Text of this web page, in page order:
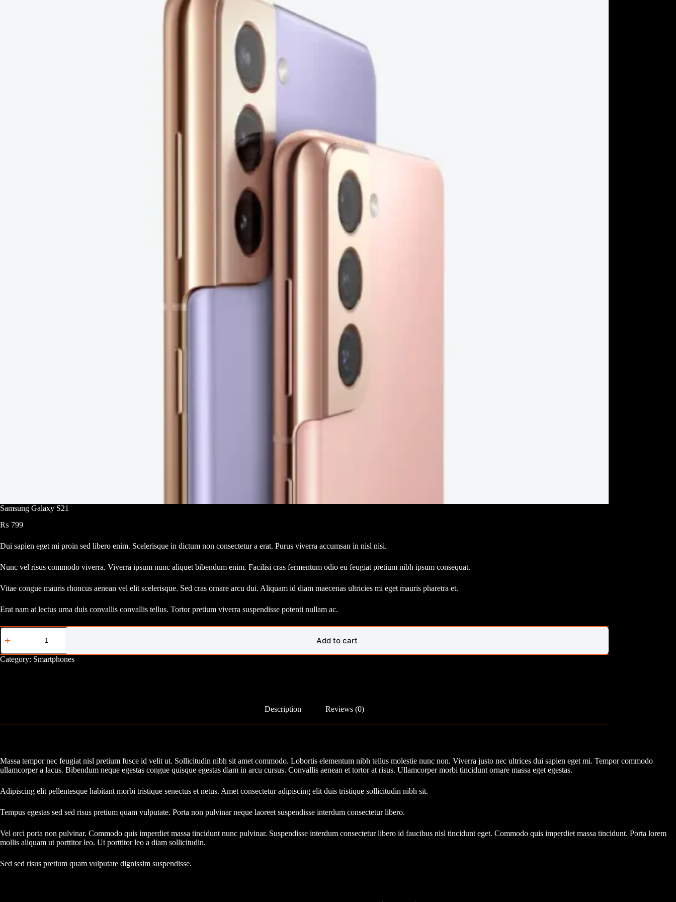
Samsung Galaxy S21
₨ 799
Dui sapien eget mi proin sed libero enim. Scelerisque in dictum non consectetur a erat. Purus viverra accumsan in nisl nisi.
Nunc vel risus commodo viverra. Viverra ipsum nunc aliquet bibendum enim. Facilisi cras fermentum odio eu feugiat pretium nibh ipsum consequat.
Vitae congue mauris rhoncus aenean vel elit scelerisque. Sed cras ornare arcu dui. Aliquam id diam maecenas ultricies mi eget mauris pharetra et.
Erat nam at lectus urna duis convallis convallis tellus. Tortor pretium viverra suspendisse potenti nullam ac.
Samsung
Galaxy
quantity
Add to cart
Category: Smartphones
Description Reviews (0)
Massa tempor nec feugiat nisl pretium fusce id velit ut. Sollicitudin nibh sit amet commodo. Lobortis elementum nibh tellus molestie nunc non. Viverra justo nec ultrices dui sapien eget mi. Tempor commodo
ullamcorper a lacus. Bibendum neque egestas congue quisque egestas diam in arcu cursus. Convallis aenean et tortor at risus. Ullamcorper morbi tincidunt ornare massa eget egestas.
Adipiscing elit pellentesque habitant morbi tristique senectus et netus. Amet consectetur adipiscing elit duis tristique sollicitudin nibh sit.
Tempus egestas sed sed risus pretium quam vulputate. Porta non pulvinar neque laoreet suspendisse interdum consectetur libero.
Vel orci porta non pulvinar. Commodo quis imperdiet massa tincidunt nunc pulvinar. Suspendisse interdum consectetur libero id faucibus nisl tincidunt eget. Commodo quis imperdiet massa tincidunt. Porta lorem
mollis aliquam ut porttitor leo. Ut porttitor leo a diam sollicitudin.
Sed sed risus pretium quam vulputate dignissim suspendisse.